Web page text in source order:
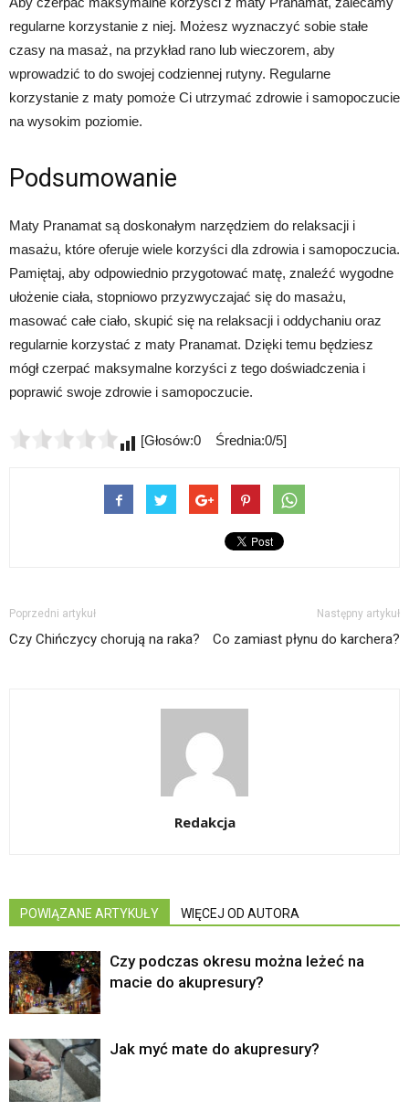
regularne korzystanie z niej. Możesz wyznaczyć sobie stałe
czasy na masaż, na przykład rano lub wieczorem, aby
wprowadzić to do swojej codziennej rutyny. Regularne
korzystanie z maty pomoże Ci utrzymać zdrowie i samopoczucie
na wysokim poziomie.
Podsumowanie
Maty Pranamat są doskonałym narzędziem do relaksacji i
masażu, które oferuje wiele korzyści dla zdrowia i samopoczucia.
Pamiętaj, aby odpowiednio przygotować matę, znaleźć wygodne
ułożenie ciała, stopniowo przyzwyczajać się do masażu,
masować całe ciało, skupić się na relaksacji i oddychaniu oraz
regularnie korzystać z maty Pranamat. Dzięki temu będziesz
mógł czerpać maksymalne korzyści z tego doświadczenia i
poprawić swoje zdrowie i samopoczucie.
[Głosów:0 Średnia:0/5]
Poprzedni artykuł
Czy Chińczycy chorują na raka?
Następny artykuł
Co zamiast płynu do karchera?
Redakcja
POWIĄZANE ARTYKUŁY WIĘCEJ OD AUTORA
Czy podczas okresu można leżeć na
macie do akupresury?
Jak myć mate do akupresury?